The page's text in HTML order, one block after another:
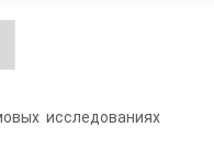
исследованиях